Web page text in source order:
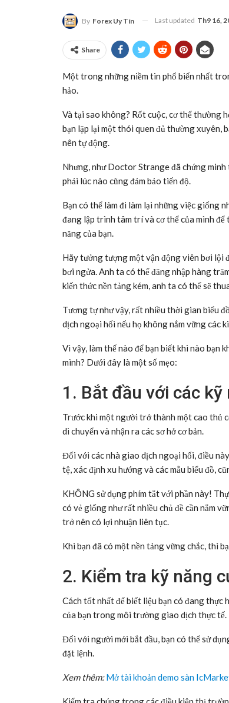
By Forex Uy Tín Last updated Th9 16,
Share
Một trong những niềm tin phổ biến nhất
hảo.
Và tại sao không? Rốt cuộc, cơ thể thường
bạn lặp lại một thói quen đủ thường xuyên,
nên tự động.
Nhưng, như Doctor Strange đã chứng
phải lúc nào cũng đảm bảo tiến độ.
Bạn có thể làm đi làm lại những việc giống
đang lập trình tâm trí và cơ thể của mình
năng của bạn.
Hãy tưởng tượng một vận động viên bơi lội
bơi ngửa. Anh ta có thể đăng nhập hàng
kiến thức nền tảng kém, anh ta có thể sẽ
Tương tự như vậy, rất nhiều thời gian biểu
dịch ngoại hối nếu họ không nắm vững các
Vì vậy, làm thế nào để bạn biết khi nào bạn
mình? Dưới đây là một số mẹo:
1. Bắt đầu với các
Trước khi một người trở thành một cao thủ
di chuyển và nhận ra các sơ hở cơ bản.
Đối với các nhà giao dịch ngoại hối, điều
tệ, xác định xu hướng và các mẫu biểu đồ,
KHÔNG sử dụng phím tắt với phần này!
có vẻ giống như rất nhiều chủ đề cần nắm
trở nên có lợi nhuận liên tục.
Khi bạn đã có một nền tảng vững chắc, thì
2. Kiểm tra kỹ năng
Cách tốt nhất để biết liệu bạn có đang
của bạn trong môi trường giao dịch thực tế.
Đối với người mới bắt đầu, bạn có thể sử
đặt lệnh.
Xem thêm:Mở tài khoản demo sàn